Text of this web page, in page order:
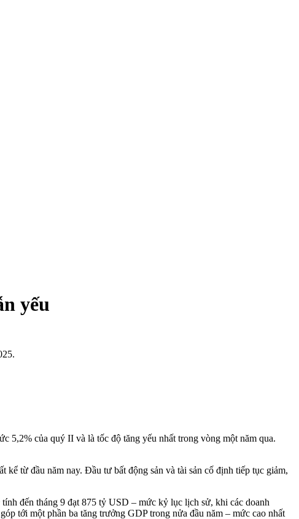
yếu
5,2% của quý II và là tốc độ tăng yếu nhất trong vòng một năm qua.
kể từ đầu năm nay. Đầu tư bất động sản và tài sản cố định tiếp tục giảm,
đến tháng 9 đạt 875 tỷ USD – mức kỷ lục lịch sử, khi các doanh
tới một phần ba tăng trưởng GDP trong nửa đầu năm – mức cao nhất